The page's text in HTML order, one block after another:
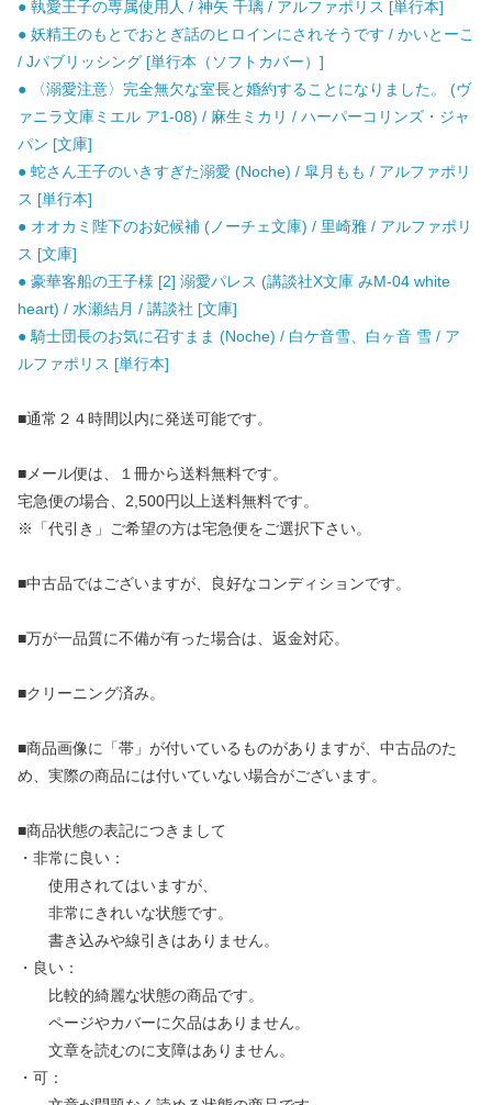
● 執愛王子の専属使用人 / 神矢 千璃 / アルファポリス [単行本]
● 妖精王のもとでおとぎ話のヒロインにされそうです / かいとーこ
/ Jパブリッシング [単行本（ソフトカバー）]
● 〈溺愛注意〉完全無欠な室長と婚約することになりました。 (ヴ
ァニラ文庫ミエル ア1-08) / 麻生ミカリ / ハーパーコリンズ・ジャ
パン [文庫]
● 蛇さん王子のいきすぎた溺愛 (Noche) / 皐月もも / アルファポリ
ス [単行本]
● オオカミ陛下のお妃候補 (ノーチェ文庫) / 里崎雅 / アルファポリ
ス [文庫]
● 豪華客船の王子様 [2] 溺愛パレス (講談社X文庫 みM-04 white
heart) / 水瀬結月 / 講談社 [文庫]
● 騎士団長のお気に召すまま (Noche) / 白ケ音雪、白ヶ音 雪 / ア
ルファポリス [単行本]
■通常２４時間以内に発送可能です。
■メール便は、１冊から送料無料です。
宅急便の場合、2,500円以上送料無料です。
※「代引き」ご希望の方は宅急便をご選択下さい。
■中古品ではございますが、良好なコンディションです。
■万が一品質に不備が有った場合は、返金対応。
■クリーニング済み。
■商品画像に「帯」が付いているものがありますが、中古品のた
め、実際の商品には付いていない場合がございます。
■商品状態の表記につきまして
・非常に良い：
使用されてはいますが、
非常にきれいな状態です。
書き込みや線引きはありません。
・良い：
比較的綺麗な状態の商品です。
ページやカバーに欠品はありません。
文章を読むのに支障はありません。
・可：